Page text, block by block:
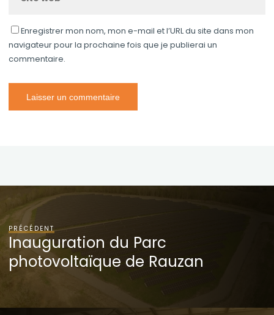
Enregistrer mon nom, mon e-mail et l’URL du site dans mon
navigateur pour la prochaine fois que je publierai un
commentaire.
PRÉCÉDENT
Inauguration du Parc
photovoltaïque de Rauzan